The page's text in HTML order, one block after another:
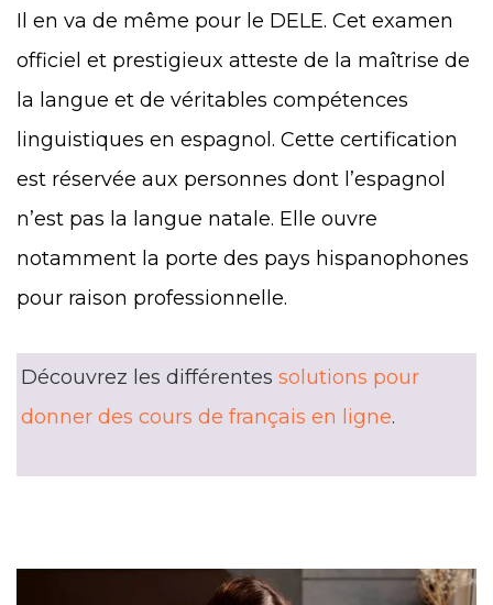
Il en va de même pour le DELE. Cet examen
officiel et prestigieux atteste de la maîtrise de
la langue et de véritables compétences
linguistiques en espagnol. Cette certification
est réservée aux personnes dont l’espagnol
n’est pas la langue natale. Elle ouvre
notamment la porte des pays hispanophones
pour raison professionnelle.
Découvrez les différentes solutions pour
donner des cours de français en ligne.